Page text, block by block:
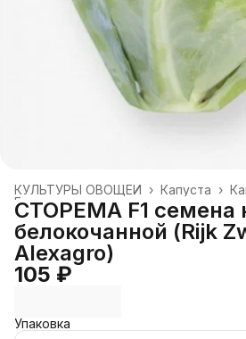
Капуста ›
КУЛЬТУРЫ ОВОЩЕЙ ›
Главная ›
СТОРЕМА F1 семена
белокочанной (Rijk
Alexagro)
105 ₽
Упаковка